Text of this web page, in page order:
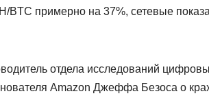
BTC примерно на 37%, сетевые
отдела исследований
Amazon Джеффа Безоса о